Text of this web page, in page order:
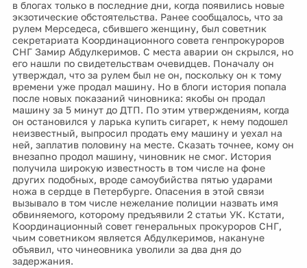
в блогах только в последние дни, когда появились новые
экзотические обстоятельства. Ранее сообщалось, что за
рулем Мерседеса, сбившего женщину, был советник
секретариата Координационного совета генпрокуроров
СНГ Замир Абдулкеримов. С места аварии он скрылся, но
его нашли по свидетельствам очевидцев. Поначалу он
утверждал, что за рулем был не он, поскольку он к тому
времени уже продал машину. Но в блоги история попала
после новых показаний чиновника: якобы он продал
машину за 5 минут до ДТП. По этим утверждениям, когда
он остановился у ларька купить сигарет, к нему подошел
неизвестный, выпросил продать ему машину и уехал на
ней, заплатив половину на месте. Сказать точнее, кому он
внезапно продол машину, чиновник не смог. История
получила широкую известность в том числе на фоне
других подобных, вроде самоубийства пятью ударами
ножа в сердце в Петербурге. Опасения в этой связи
вызывало в том числе нежелание полиции назвать имя
обвиняемого, которому предъявили 2 статьи УК. Кстати,
Координационный совет генеральных прокуроров СНГ,
чьим советником является Абдулкеримов, накануне
объявил, что чинеовника уволили за два дня до
задержания.